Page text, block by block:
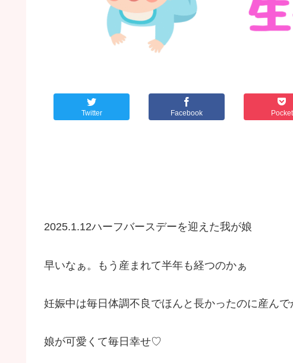
Twitter Facebook Pocket
2025.1.12ハーフバースデーを迎えた我が娘
早いなぁ。もう産まれて半年も経つのかぁ
妊娠中は毎日体調不良でほんと長かったのに産んで
娘が可愛くて毎日幸せ♡